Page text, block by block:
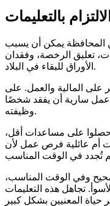
بالتعليمات
المحافظة يمكن أن يسبب
تعليق الرخصة، وفقدان
الأوراق للبقاء في البلاد.
على المالية والعمل. على
سارية أن يفقد شخصًا
وظيفته.
على مساعدات أقل،
أم عائلية فرص عمل لأن
وفي الوقت المناسب،
تجاهل هذه التعليمات